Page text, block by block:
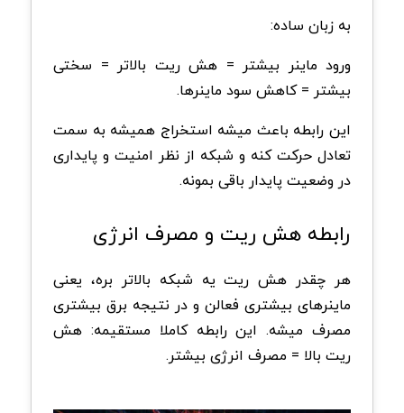
به زبان ساده:
ورود ماینر بیشتر = هش ریت بالاتر = سختی
بیشتر = کاهش سود ماینرها.
این رابطه باعث میشه استخراج همیشه به سمت
تعادل حرکت کنه و شبکه از نظر امنیت و پایداری
در وضعیت پایدار باقی بمونه.
رابطه هش ریت و مصرف انرژی
هر چقدر هش ریت یه شبکه بالاتر بره، یعنی
ماینرهای بیشتری فعالن و در نتیجه برق بیشتری
مصرف میشه. این رابطه کاملا مستقیمه: هش
ریت بالا = مصرف انرژی بیشتر.